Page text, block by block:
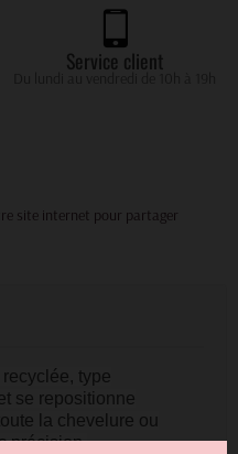
Service client
site internet pour partager
type
se repositionne
la chevelure ou
précision.